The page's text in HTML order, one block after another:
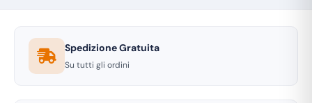
Spedizione Gratuita
Su tutti gli ordini